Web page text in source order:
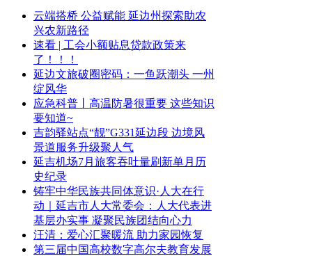
云端搭桥 公益赋能 延边州探索助农
兴农新路径
速看 | 工会小额贴息贷款政策来
了！！！
延边文旅破圈密码：一鱼跃潮头 一州
绽风华
应急科普丨高温防暑很重要 这些知识
要知道~
吉韵驿站点“靓”G331延边段 边境风
景道服务升级聚人气
延吉机场7月旅客吞吐量刷新单月历
史纪录
铸牢中华民族共同体意识·人大在行
动｜延吉市人大常委会：人大代表进
基层办实事 凝聚民族团结向心力
汪清：爱心汇聚暖流 助力家园恢复
第三届中国高校数字高尔夫教育发展